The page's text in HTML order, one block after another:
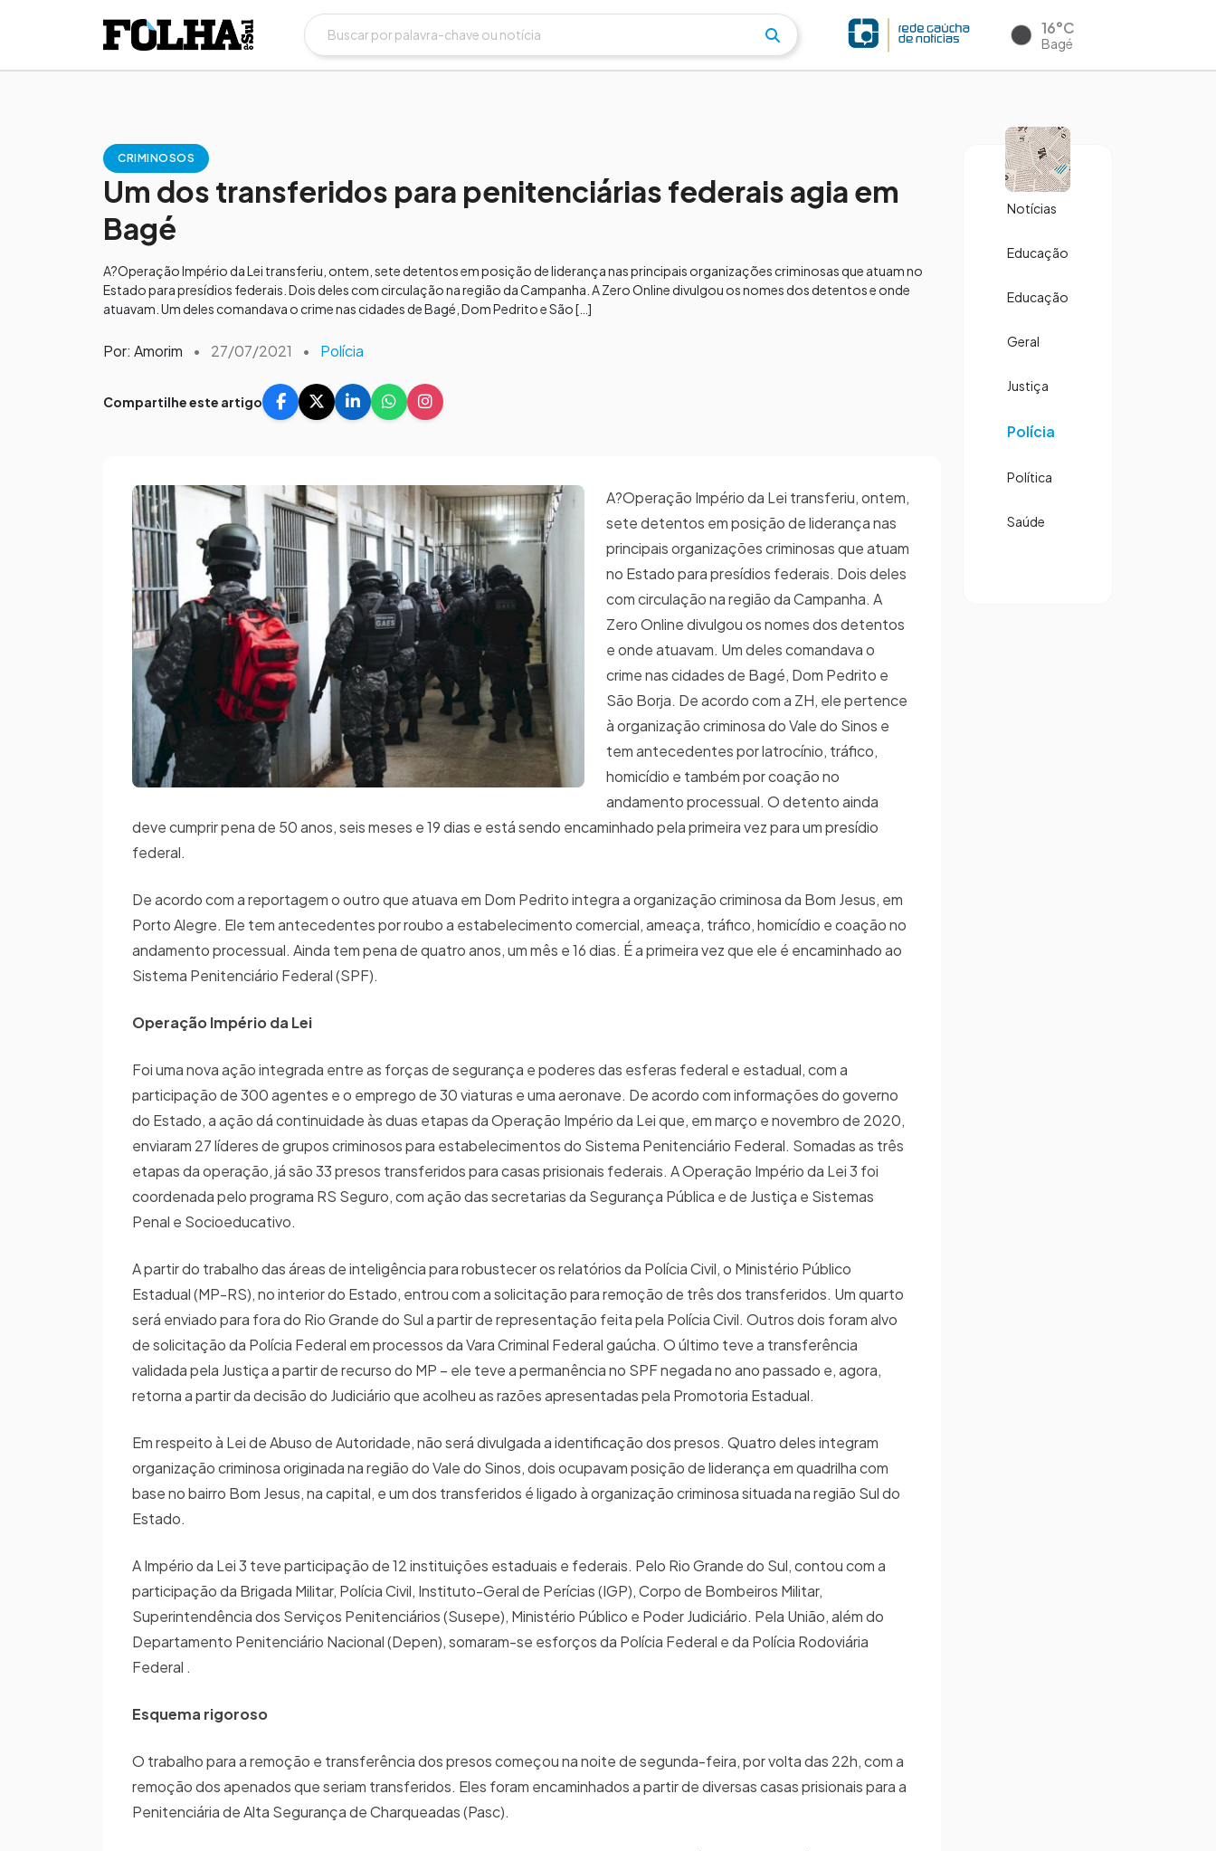
16°C
Bagé
CRIMINOSOS
Um dos transferidos para penitenciárias federais agia em
Bagé
A?Operação Império da Lei transferiu, ontem, sete detentos em posição de liderança nas principais organizações criminosas que atuam no
Estado para presídios federais. Dois deles com circulação na região da Campanha. A Zero Online divulgou os nomes dos detentos e onde
atuavam. Um deles comandava o crime nas cidades de Bagé, Dom Pedrito e São […]
Por: Amorim • 27/07/2021 • Polícia
Compartilhe este artigo
A?Operação Império da Lei transferiu, ontem,
sete detentos em posição de liderança nas
principais organizações criminosas que atuam
no Estado para presídios federais. Dois deles
com circulação na região da Campanha. A
Zero Online divulgou os nomes dos detentos
e onde atuavam. Um deles comandava o
crime nas cidades de Bagé, Dom Pedrito e
São Borja. De acordo com a ZH, ele pertence
à organização criminosa do Vale do Sinos e
tem antecedentes por latrocínio, tráfico,
homicídio e também por coação no
andamento processual. O detento ainda
deve cumprir pena de 50 anos, seis meses e 19 dias e está sendo encaminhado pela primeira vez para um presídio
federal.
De acordo com a reportagem o outro que atuava em Dom Pedrito integra a organização criminosa da Bom Jesus, em
Porto Alegre. Ele tem antecedentes por roubo a estabelecimento comercial, ameaça, tráfico, homicídio e coação no
andamento processual. Ainda tem pena de quatro anos, um mês e 16 dias. É a primeira vez que ele é encaminhado ao
Sistema Penitenciário Federal (SPF).
Operação Império da Lei
Foi uma nova ação integrada entre as forças de segurança e poderes das esferas federal e estadual, com a
participação de 300 agentes e o emprego de 30 viaturas e uma aeronave. De acordo com informações do governo
do Estado, a ação dá continuidade às duas etapas da Operação Império da Lei que, em março e novembro de 2020,
enviaram 27 líderes de grupos criminosos para estabelecimentos do Sistema Penitenciário Federal. Somadas as três
etapas da operação, já são 33 presos transferidos para casas prisionais federais. A Operação Império da Lei 3 foi
coordenada pelo programa RS Seguro, com ação das secretarias da Segurança Pública e de Justiça e Sistemas
Penal e Socioeducativo.
A partir do trabalho das áreas de inteligência para robustecer os relatórios da Polícia Civil, o Ministério Público
Estadual (MP-RS), no interior do Estado, entrou com a solicitação para remoção de três dos transferidos. Um quarto
será enviado para fora do Rio Grande do Sul a partir de representação feita pela Polícia Civil. Outros dois foram alvo
de solicitação da Polícia Federal em processos da Vara Criminal Federal gaúcha. O último teve a transferência
validada pela Justiça a partir de recurso do MP – ele teve a permanência no SPF negada no ano passado e, agora,
retorna a partir da decisão do Judiciário que acolheu as razões apresentadas pela Promotoria Estadual.
Em respeito à Lei de Abuso de Autoridade, não será divulgada a identificação dos presos. Quatro deles integram
organização criminosa originada na região do Vale do Sinos, dois ocupavam posição de liderança em quadrilha com
base no bairro Bom Jesus, na capital, e um dos transferidos é ligado à organização criminosa situada na região Sul do
Estado.
A Império da Lei 3 teve participação de 12 instituições estaduais e federais. Pelo Rio Grande do Sul, contou com a
participação da Brigada Militar, Polícia Civil, Instituto-Geral de Perícias (IGP), Corpo de Bombeiros Militar,
Superintendência dos Serviços Penitenciários (Susepe), Ministério Público e Poder Judiciário. Pela União, além do
Departamento Penitenciário Nacional (Depen), somaram-se esforços da Polícia Federal e da Polícia Rodoviária
Federal .
Esquema rigoroso
O trabalho para a remoção e transferência dos presos começou na noite de segunda-feira, por volta das 22h, com a
remoção dos apenados que seriam transferidos. Eles foram encaminhados a partir de diversas casas prisionais para a
Penitenciária de Alta Segurança de Charqueadas (Pasc).
Notícias
Educação
Educação
Geral
Justiça
Polícia
Política
Saúde